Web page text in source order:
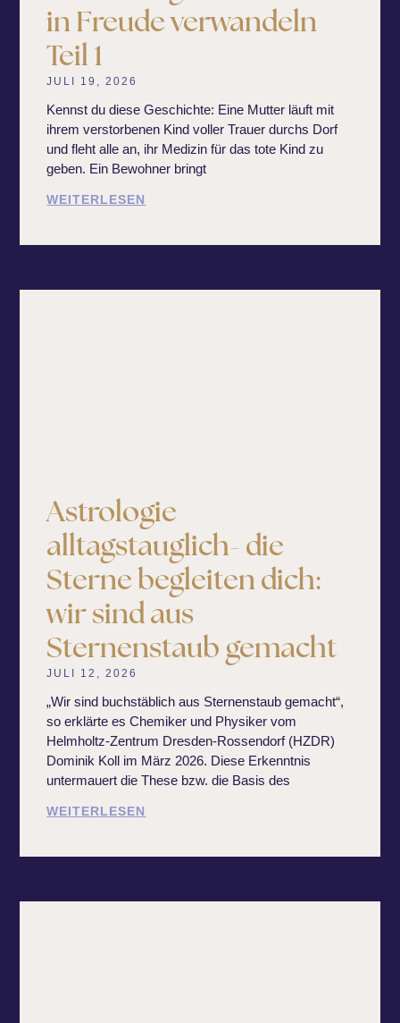
in Freude verwandeln
Teil 1
JULI 19, 2026
Kennst du diese Geschichte: Eine Mutter läuft mit
ihrem verstorbenen Kind voller Trauer durchs Dorf
und fleht alle an, ihr Medizin für das tote Kind zu
geben. Ein Bewohner bringt
WEITERLESEN
Astrologie
alltagstauglich- die
Sterne begleiten dich:
wir sind aus
Sternenstaub gemacht
JULI 12, 2026
„Wir sind buchstäblich aus Sternenstaub gemacht“,
so erklärte es Chemiker und Physiker vom
Helmholtz-Zentrum Dresden-Rossendorf (HZDR)
Dominik Koll im März 2026. Diese Erkenntnis
untermauert die These bzw. die Basis des
WEITERLESEN